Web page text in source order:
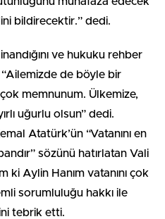
bildirecektir.” dedi.
ve hukuku rehber
de böyle bir
memnunum. Ülkemize,
uğurlu olsun” dedi.
Atatürk’ün “Vatanını en
sözünü hatırlatan Vali
ki Aylin Hanım vatanını çok
sorumluluğu hakkı ile
tebrik etti.